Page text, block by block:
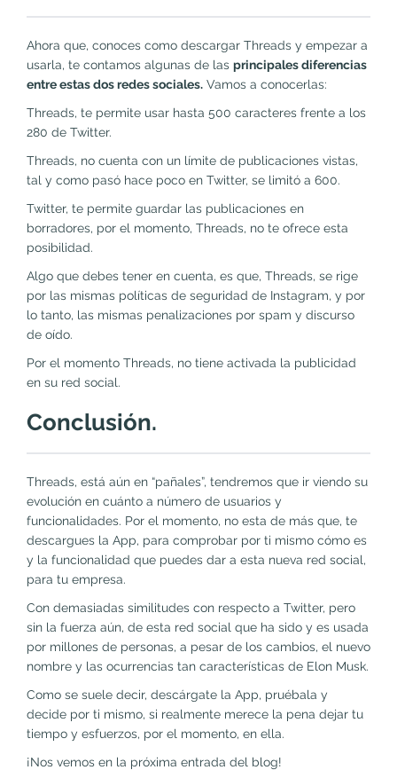
Ahora que, conoces como descargar Threads y empezar a
usarla, te contamos algunas de las principales diferencias
entre estas dos redes sociales. Vamos a conocerlas:
Threads, te permite usar hasta 500 caracteres frente a los
280 de Twitter.
Threads, no cuenta con un límite de publicaciones vistas,
tal y como pasó hace poco en Twitter, se limitó a 600.
Twitter, te permite guardar las publicaciones en
borradores, por el momento, Threads, no te ofrece esta
posibilidad.
Algo que debes tener en cuenta, es que, Threads, se rige
por las mismas políticas de seguridad de Instagram, y por
lo tanto, las mismas penalizaciones por spam y discurso
de oído.
Por el momento Threads, no tiene activada la publicidad
en su red social.
Conclusión.
Threads, está aún en “pañales”, tendremos que ir viendo su
evolución en cuánto a número de usuarios y
funcionalidades. Por el momento, no esta de más que, te
descargues la App, para comprobar por ti mismo cómo es
y la funcionalidad que puedes dar a esta nueva red social,
para tu empresa.
Con demasiadas similitudes con respecto a Twitter, pero
sin la fuerza aún, de esta red social que ha sido y es usada
por millones de personas, a pesar de los cambios, el nuevo
nombre y las ocurrencias tan características de Elon Musk.
Como se suele decir, descárgate la App, pruébala y
decide por ti mismo, si realmente merece la pena dejar tu
tiempo y esfuerzos, por el momento, en ella.
¡Nos vemos en la próxima entrada del blog!